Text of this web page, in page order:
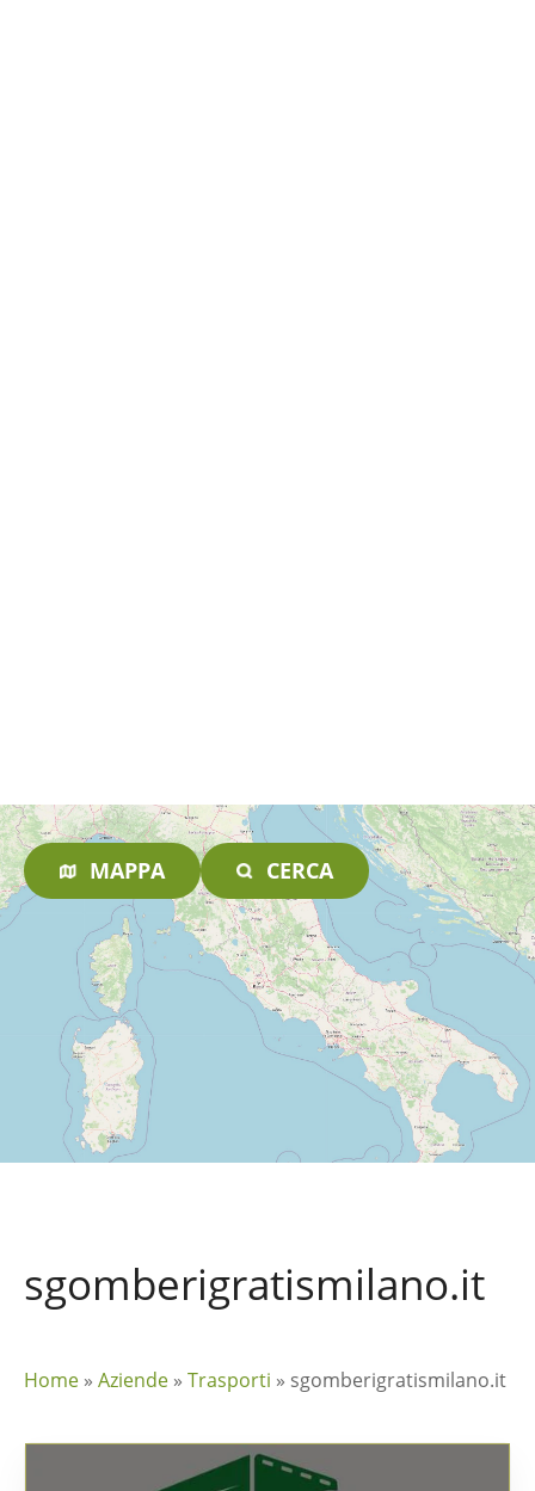
MAPPA CERCA
sgomberigratismilano.it
Home » Aziende » Trasporti » sgomberigratismilano.it